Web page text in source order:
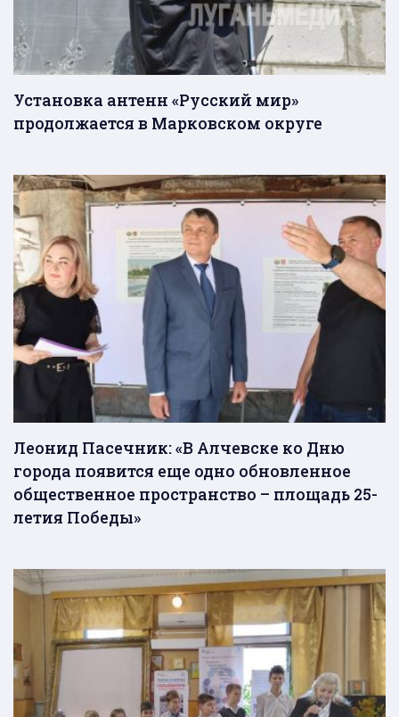
Установка антенн «Русский мир»
продолжается в Марковском округе
Леонид Пасечник: «В Алчевске ко Дню
города появится еще одно обновленное
общественное пространство – площадь 25-
летия Победы»